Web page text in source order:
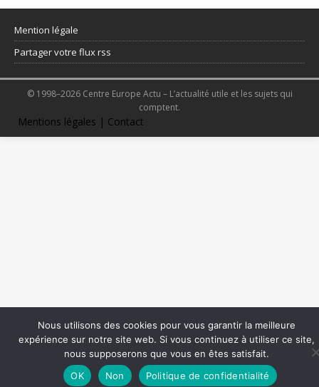
Mention légale
Partager votre flux rss
© 1998–2026 Centre Europe Actu – L’actualité utile et les sujets qui
comptent.
Mentions légales | Contact
Nous utilisons des cookies pour vous garantir la meilleure
expérience sur notre site web. Si vous continuez à utiliser ce site,
nous supposerons que vous en êtes satisfait.
OK
Non Politique de confidentialité